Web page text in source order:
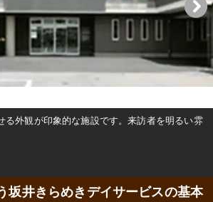
る外観が印象的な施設です。来訪者を明るい雰
坂井きらめきデイサービスの基本